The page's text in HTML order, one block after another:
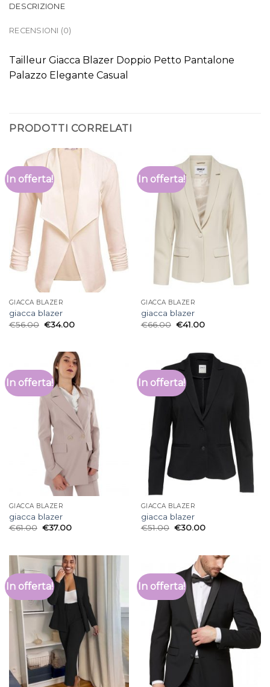
DESCRIZIONE
RECENSIONI (0)
Tailleur Giacca Blazer Doppio Petto Pantalone
Palazzo Elegante Casual
PRODOTTI CORRELATI
In offerta!
GIACCA BLAZER
giacca blazer
€56.00 €34.00
In offerta!
GIACCA BLAZER
giacca blazer
€66.00 €41.00
In offerta!
GIACCA BLAZER
giacca blazer
€61.00 €37.00
In offerta!
GIACCA BLAZER
giacca blazer
€51.00 €30.00
In offerta! In offerta!